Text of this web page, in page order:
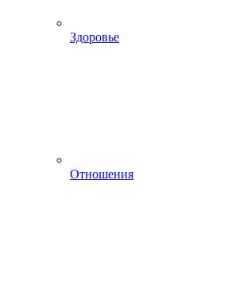
Здоровье
Отношения